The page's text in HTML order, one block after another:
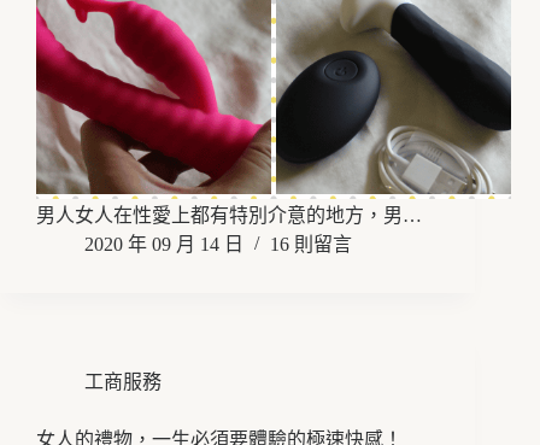
男人女人在性愛上都有特別介意的地方，男…
2020 年 09 月 14 日
16 則留言
工商服務
女人的禮物，一生必須要體驗的極速快感！